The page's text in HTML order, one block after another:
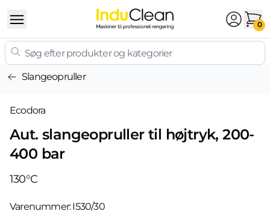
0
Slangeopruller
Ecodora
Aut. slangeopruller til højtryk, 200-
400 bar
130°C
Varenummer:I530/30